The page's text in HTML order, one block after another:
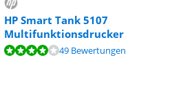
HP Smart Tank 5107
Multifunktionsdrucker
auf 49 Bewertungen.
49 Bewertungen